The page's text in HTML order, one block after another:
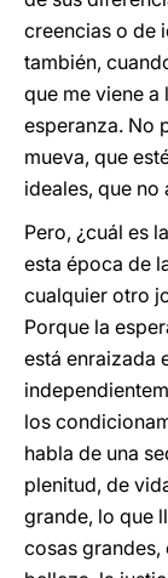
creencias o de
también,
que me viene a
esperanza. No
mueva, que
ideales, que no
Pero, ¿cuál es
esta época de
cualquier otro
Porque la
está enraizada
los
habla de una
plenitud, de
grande, lo que
cosas